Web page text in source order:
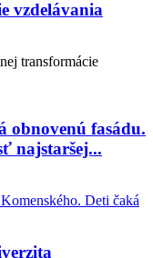
vzdelávania
transformácie
obnovenú fasádu.
najstaršej...